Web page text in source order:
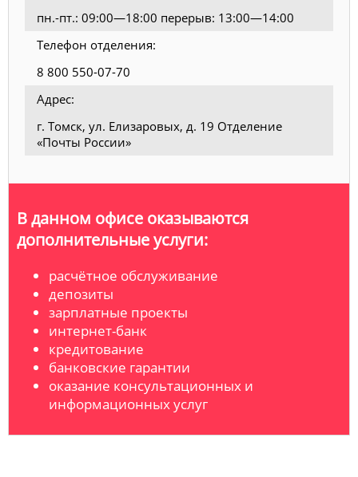
пн.-пт.: 09:00—18:00 перерыв: 13:00—14:00
Телефон отделения:
8 800 550-07-70
Адрес:
г. Томск, ул. Елизаровых, д. 19 Отделение
«Почты России»
В данном офисе оказываются
дополнительные услуги:
расчётное обслуживание
депозиты
зарплатные проекты
интернет-банк
кредитование
банковские гарантии
оказание консультационных и
информационных услуг